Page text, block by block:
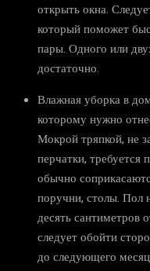
открыть окна.
который поможет
пары. Одного или
достаточно.
Влажная уборка в
которому нужно
Мокрой тряпкой, не
перчатки, требуется
обычно
поручни, столы. Пол
десять сантиметров
следует обойти
до следующего